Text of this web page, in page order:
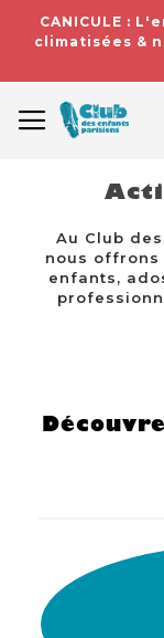
CANICULE :
climatisées &
Au Club
nous offrons
enfants,